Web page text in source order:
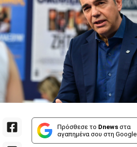
Πρόσθεσε το Dnews στα
αγαπημένα σου στη Google